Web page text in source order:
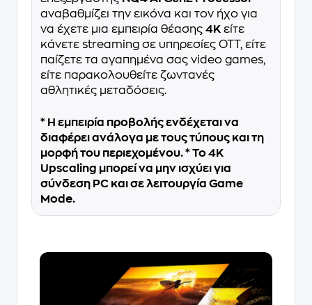
αναβαθμίζει την εικόνα και τον ήχο για
να έχετε μια εμπειρία θέασης 4K είτε
κάνετε streaming σε υπηρεσίες OTT, είτε
παίζετε τα αγαπημένα σας video games,
είτε παρακολουθείτε ζωντανές
αθλητικές μεταδόσεις.
* Η εμπειρία προβολής ενδέχεται να
διαφέρει ανάλογα με τους τύπους και τη
μορφή του περιεχομένου. * Το 4K
Upscaling μπορεί να μην ισχύει για
σύνδεση PC και σε λειτουργία Game
Mode.